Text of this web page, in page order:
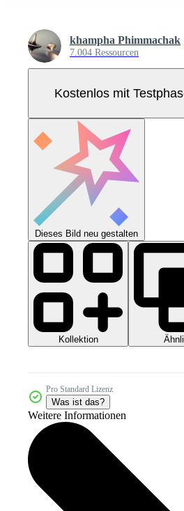
khampha Phimmachak
7.004 Ressourcen
Kostenlos mit
Dieses Bild neu gestalten
Kollektion
Pro Standard Lizenz
Was ist das?
Weitere Informationen